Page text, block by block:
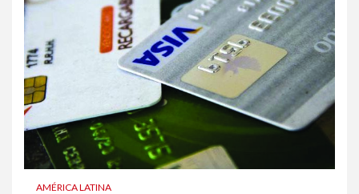
AMÉRICA LATINA